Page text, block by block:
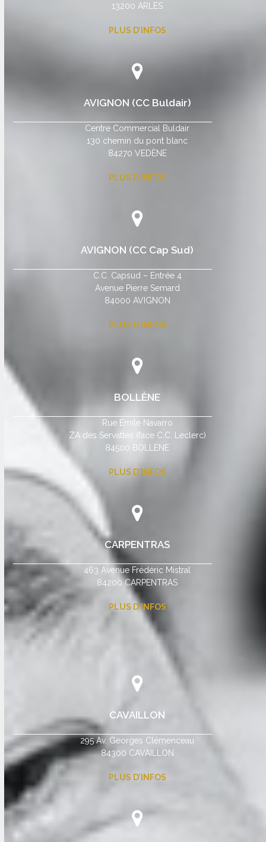
13200 ARLES
PLUS D’INFOS
AVIGNON (CC Buldair)
Centre Commercial Buldair
130 chemin du pont blanc
84270 VEDÈNE
PLUS D’INFOS
AVIGNON (CC Cap Sud)
C.C. Capsud – Entrée 4
Avenue Pierre Semard
84000 AVIGNON
PLUS D’INFOS
BOLLÈNE
Rue Emile Navarro
ZA des Servattes (face C.C. Leclerc)
84500 BOLLENE
PLUS D’INFOS
CARPENTRAS
463 Avenue Frédéric Mistral
84200 CARPENTRAS
PLUS D’INFOS
CAVAILLON
295 Av. Georges Clémenceau
84300 CAVAILLON
PLUS D’INFOS